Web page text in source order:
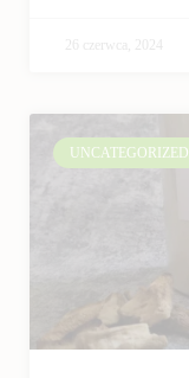
26 czerwca, 2024
UNCATEGORIZED